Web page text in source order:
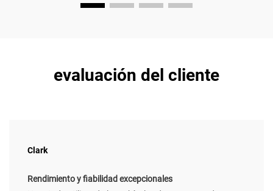
evaluación del cliente
Clark
Rendimiento y fiabilidad excepcionales